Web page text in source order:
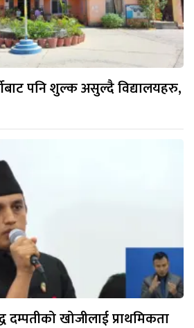
पनि शुल्क असुल्दै विद्यालयहरु,
दम्पतीको खोजीलाई प्राथमिकता